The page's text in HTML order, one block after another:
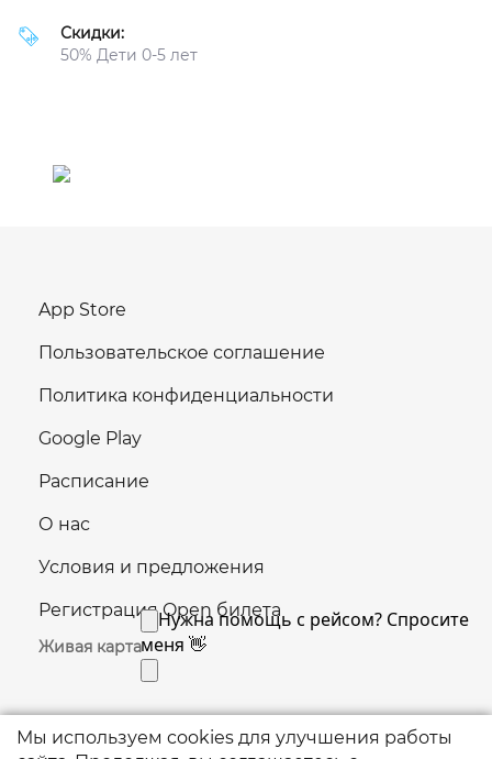
Скидки:
50% Дети 0-5 лет
App Store
Пользовательское соглашение
Политика конфиденциальности
Google Play
Расписание
О нас
Условия и предложения
Регистрация Open билета
Живая карта
Мы используем cookies для улучшения работы